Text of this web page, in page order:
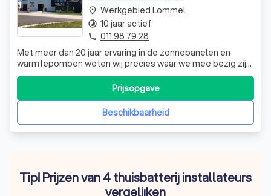
Met meer dan 20 jaar ervaring in de zonnepanelen en
warmtepompen weten wij precies waar we mee bezig zijn.
We zijn dus geroutineerd, kennen ons vak en weten dat
goed en kwalitatief materiaal de basis vormen van een
perfecte projectafhandeling. Dat is ook precies de reden
waarom we niet geloven inBeschikbaarheid
Prijsopgave
place Werkgebied Lommel
timelapse 10 jaar actief
phone 011 98 79 28
Tip! Prijzen van 4 thuisbatterij installateurs
vergelijken